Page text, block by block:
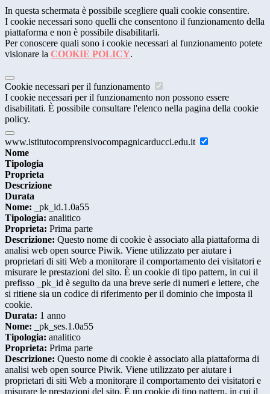
In questa schermata è possibile scegliere quali cookie consentire.
I cookie necessari sono quelli che consentono il funzionamento della
piattaforma e non è possibile disabilitarli.
Per conoscere quali sono i cookie necessari al funzionamento potete
visionare la COOKIE POLICY.
Cookie necessari per il funzionamento
I cookie necessari per il funzionamento non possono essere
disabilitati. È possibile consultare l'elenco nella pagina della cookie
policy.
www.istitutocomprensivocompagnicarducci.edu.it
Nome
Tipologia
Proprieta
Descrizione
Durata
Nome: _pk_id.1.0a55
Tipologia: analitico
Proprieta: Prima parte
Descrizione: Questo nome di cookie è associato alla piattaforma di
analisi web open source Piwik. Viene utilizzato per aiutare i
proprietari di siti Web a monitorare il comportamento dei visitatori e
misurare le prestazioni del sito. È un cookie di tipo pattern, in cui il
prefisso _pk_id è seguito da una breve serie di numeri e lettere, che
si ritiene sia un codice di riferimento per il dominio che imposta il
cookie.
Durata: 1 anno
Nome: _pk_ses.1.0a55
Tipologia: analitico
Proprieta: Prima parte
Descrizione: Questo nome di cookie è associato alla piattaforma di
analisi web open source Piwik. Viene utilizzato per aiutare i
proprietari di siti Web a monitorare il comportamento dei visitatori e
misurare le prestazioni del sito. È un cookie di tipo pattern, in cui il